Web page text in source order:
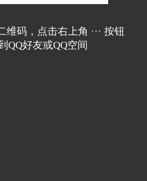
维码，点击右上角 ··· 按钮
QQ好友或QQ空间